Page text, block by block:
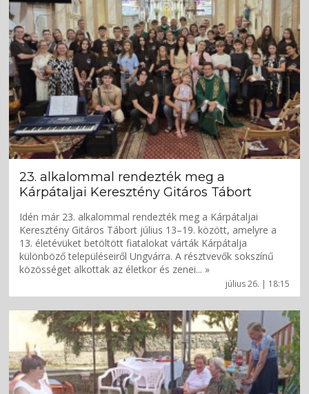
július 26. | 18:15
23. alkalommal rendezték meg a
Kárpátaljai Keresztény Gitáros Tábort
Idén már 23. alkalommal rendezték meg a Kárpátaljai
Keresztény Gitáros Tábort július 13–19. között, amelyre a
13. életévüket betöltött fiatalokat várták Kárpátalja
különböző településeiről Ungvárra. A résztvevők sokszínű
közösséget alkottak az életkor és zenei... »